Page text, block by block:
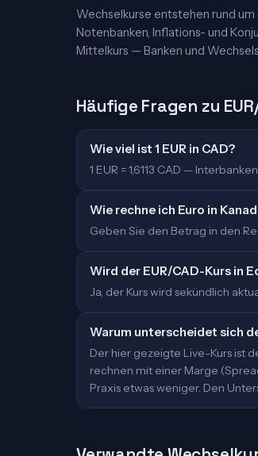
Wechselkurse entstehen rund
Notenbanken, Inflations- und
Mittelkurs — Banken und
Häufige Fragen zu
Wie viel ist 1 EUR in CAD?
1 EUR = 1,6113 CAD —
Wie rechne ich Euro in
Geben Sie den Betrag in den
Wird der EUR/CAD-Kurs in
Ja, der Kurs wird sekündlich
Warum unterscheidet sich
Der hier gezeigte Live-Kurs ist
rechnen mit einer Marge
Praxis etwas weniger. Den